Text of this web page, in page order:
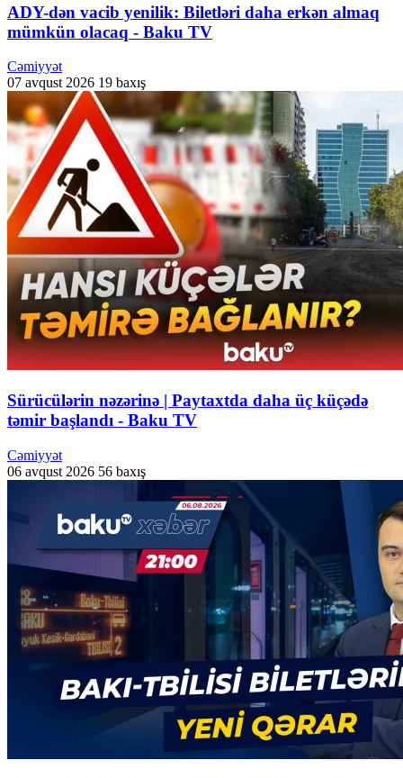
ADY-dən vacib yenilik: Biletləri daha erkən almaq
mümkün olacaq - Baku TV
Cəmiyyət
07 avqust 2026 19 baxış
Sürücülərin nəzərinə | Paytaxtda daha üç küçədə
təmir başlandı - Baku TV
Cəmiyyət
06 avqust 2026 56 baxış